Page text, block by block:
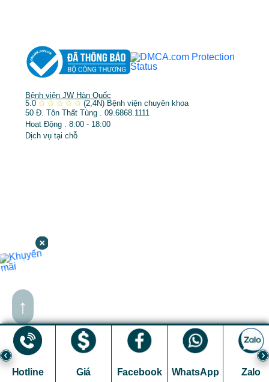
Hotline Giá Facebook WhatsApp Zalo
↑
Bệnh viện JW Hàn Quốc
5.0 ✩ ✩ ✩ ✩ ✩ (2,4N) Bệnh viện chuyên khoa
50 Đ. Tôn Thất Tùng . 09.6868.1111
Hoạt Động . 8:00 - 18:00
Dịch vụ tại chỗ